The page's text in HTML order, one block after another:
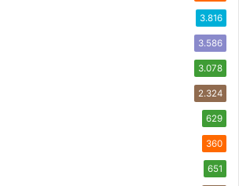
3.816
3.586
3.078
2.324
629
360
651